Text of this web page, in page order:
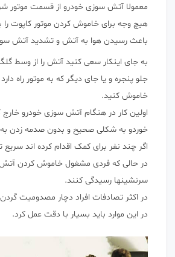
معمولا آتش سوزی خودرو از قسمت موتور
هیچ وجه برای خاموش کردن موتور کاپوت را
باعث رسیدن هوا به آتش و تشدید آتش
به جای اینکار سعی کنید آتش را از وسط
جلو پنجره و یا جای دیگر که به موتور راه
خاموش کنید.
اولین کار در هنگام آتش سوزی خودرو خارج
خوردو به شکلی صحیح و بدون صدمه زدن
اگر چند نفر برای کمک اقدام کرده اند سریع
در حالی که فردی مشغول خاموش کردن آتش
سرنشینها رسیدگی کنند.
در اکثر تصادفات افراد دچار مصدومیت
در این موارد باید بسیار با دقت عمل کرد.